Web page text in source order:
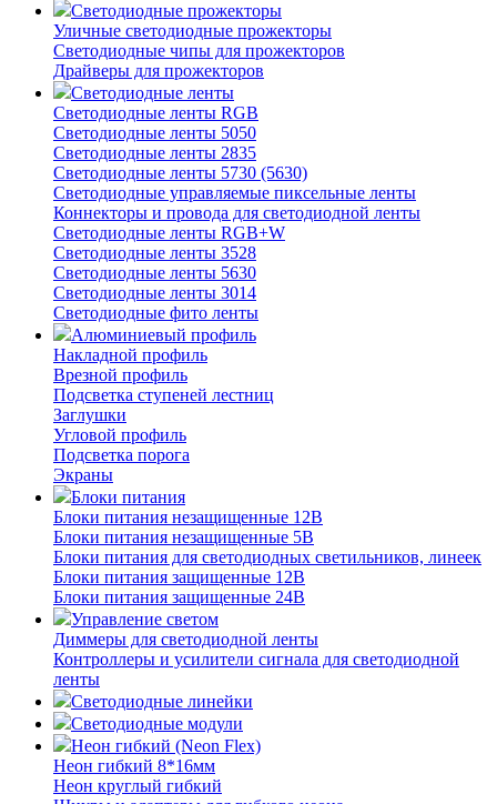
Светодиодные прожекторы
Уличные светодиодные прожекторы
Светодиодные чипы для прожекторов
Драйверы для прожекторов
Светодиодные ленты
Светодиодные ленты RGB
Светодиодные ленты 5050
Светодиодные ленты 2835
Светодиодные ленты 5730 (5630)
Светодиодные управляемые пиксельные ленты
Коннекторы и провода для светодиодной ленты
Светодиодные ленты RGB+W
Светодиодные ленты 3528
Светодиодные ленты 5630
Светодиодные ленты 3014
Светодиодные фито ленты
Алюминиевый профиль
Накладной профиль
Врезной профиль
Подсветка ступеней лестниц
Заглушки
Угловой профиль
Подсветка порога
Экраны
Блоки питания
Блоки питания незащищенные 12В
Блоки питания незащищенные 5В
Блоки питания для светодиодных светильников, линеек
Блоки питания защищенные 12В
Блоки питания защищенные 24В
Управление светом
Диммеры для светодиодной ленты
Контроллеры и усилители сигнала для светодиодной
ленты
Светодиодные линейки
Светодиодные модули
Неон гибкий (Neon Flex)
Неон гибкий 8*16мм
Неон круглый гибкий